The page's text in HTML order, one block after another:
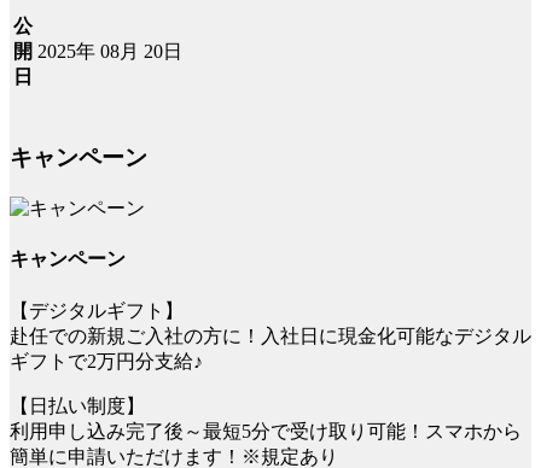
公
開
日
2025年 08月 20日
キャンペーン
キャンペーン
【デジタルギフト】
赴任での新規ご入社の方に！入社日に現金化可能なデジタル
ギフトで2万円分支給♪
【日払い制度】
利用申し込み完了後～最短5分で受け取り可能！スマホから
簡単に申請いただけます！※規定あり